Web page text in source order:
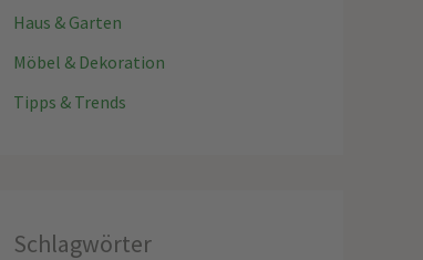
Haus & Garten
Möbel & Dekoration
Tipps & Trends
Schlagwörter